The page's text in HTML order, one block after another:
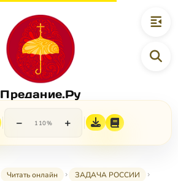
Предание.Ру
− 110% +
Читать онлайн
ЗАДАЧА РОССИИ